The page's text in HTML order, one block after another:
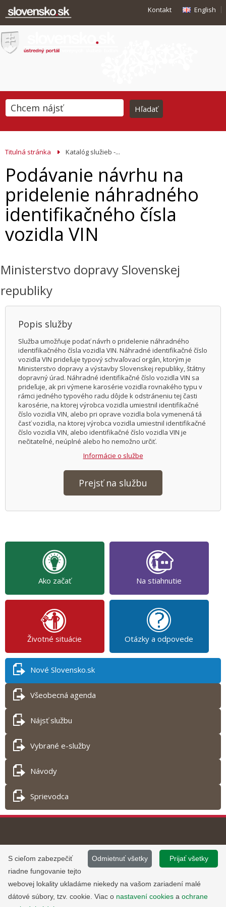
Kontakt English
Titulná stránka Katalóg služieb -...
Podávanie návrhu na
pridelenie náhradného
identifikačného čísla
vozidla VIN
Ministerstvo dopravy Slovenskej
republiky
Popis služby
Služba umožňuje podať návrh o pridelenie náhradného
identifikačného čísla vozidla VIN. Náhradné identifikačné číslo
vozidla VIN prideľuje typový schvaľovací orgán, ktorým je
Ministerstvo dopravy a výstavby Slovenskej republiky, štátny
dopravný úrad. Náhradné identifikačné číslo vozidla VIN sa
prideľuje, ak pri výmene karosérie vozidla rovnakého typu v
rámci jedného typového radu dôjde k odstráneniu tej časti
karosérie, na ktorej výrobca vozidla umiestnil identifikačné
číslo vozidla VIN, alebo pri oprave vozidla bola vymenená tá
časť vozidla, na ktorej výrobca vozidla umiestnil identifikačné
číslo vozidla VIN, alebo identifikačné číslo vozidla VIN je
nečitateľné, neúplné alebo ho nemožno určiť.
Informácie o službe
Prejsť na službu
Ako začať Na stiahnutie
Životné situácie Otázky a odpovede
Nové Slovensko.sk
Všeobecná agenda
Nájsť službu
Vybrané e-služby
Návody
Sprievodca
Tlač obsahu
©2013 - 2026, Slovensko.sk
Informácie zverejnené na portáli
majú informatívny charakter.
Prevádzku stránky
www.slovensko.sk a správu jej
obsahu zabezpečuje
Prijať všetky
Odmietnuť všetky
S cieľom zabezpečiť
riadne fungovanie tejto
webovej lokality ukladáme niekedy na vašom zariadení malé
dátové súbory, tzv. cookie. Viac o nastavení cookies a ochrane